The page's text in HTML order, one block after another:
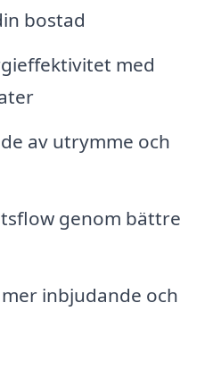
bostad
med
av utrymme och
genom bättre
inbjudande och